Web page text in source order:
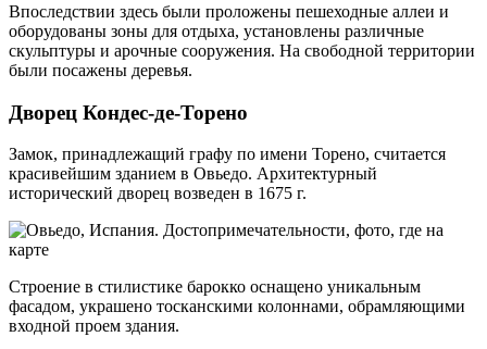
Впоследствии здесь были проложены пешеходные аллеи и
оборудованы зоны для отдыха, установлены различные
скульптуры и арочные сооружения. На свободной территории
были посажены деревья.
Дворец Кондес-де-Торено
Замок, принадлежащий графу по имени Торено, считается
красивейшим зданием в Овьедо. Архитектурный
исторический дворец возведен в 1675 г.
Строение в стилистике барокко оснащено уникальным
фасадом, украшено тосканскими колоннами, обрамляющими
входной проем здания.